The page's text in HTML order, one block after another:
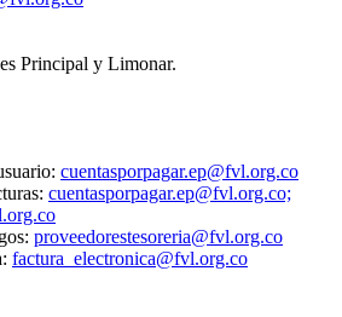
Principal y Limonar.
cuentasporpagar.ep@fvl.org.co
cuentasporpagar.ep@fvl.org.co;
proveedorestesoreria@fvl.org.co
factura_electronica@fvl.org.co